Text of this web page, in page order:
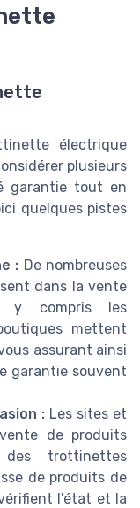
électrique
plusieurs
garantie tout en
quelques pistes
: De nombreuses
dans la vente
y compris les
mettent
assurant ainsi
garantie souvent
: Les sites et
de produits
des trottinettes
de produits de
l'état et la